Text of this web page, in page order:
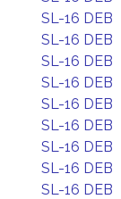
SL-16 DEB
SL-16 DEB
SL-16 DEB
SL-16 DEB
SL-16 DEB
SL-16 DEB
SL-16 DEB
SL-16 DEB
SL-16 DEB